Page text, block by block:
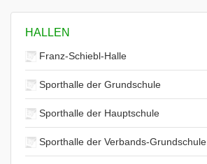
HALLEN
Franz-Schiebl-Halle
Sporthalle der Grundschule
Sporthalle der Hauptschule
Sporthalle der Verbands-Grundschule